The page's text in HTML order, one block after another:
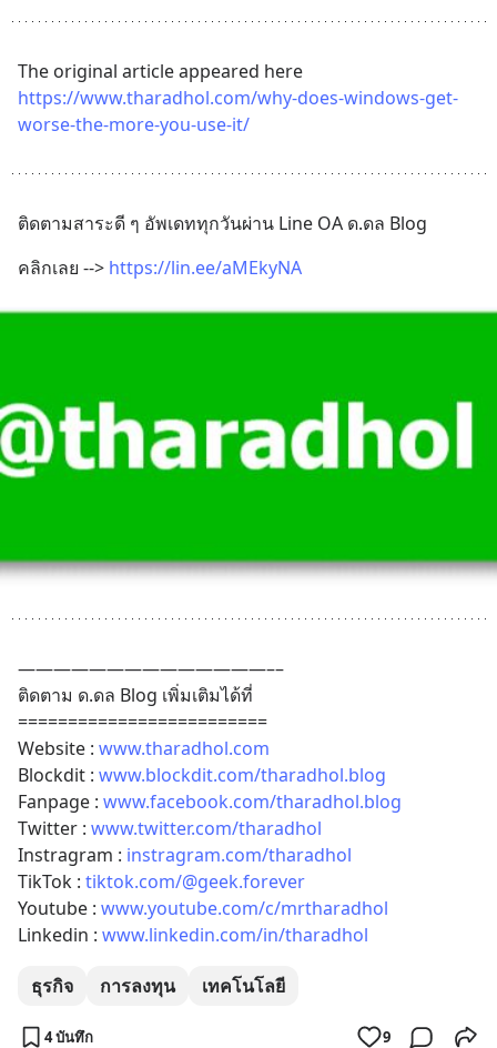
https://www.tharadhol.com/why-does-windows-get-
worse-the-more-you-use-it/
ติดตามสาระดี ๆ อัพเดททุกวันผ่าน Line OA ด.ดล Blog
คลิกเลย --> https://lin.ee/aMEkyNA
——————————————––
ติดตาม ด.ดล Blog เพิ่มเติมได้ที่
=========================
Website : www.tharadhol.com
Blockdit : www.blockdit.com/tharadhol.blog
Fanpage : www.facebook.com/tharadhol.blog
Twitter : www.twitter.com/tharadhol
Instragram : instragram.com/tharadhol
TikTok : tiktok.com/@geek.forever
Youtube : www.youtube.com/c/mrtharadhol
Linkedin : www.linkedin.com/in/tharadhol
ธุรกิจ การลงทุน เทคโนโลยี
4 บันทึก 9